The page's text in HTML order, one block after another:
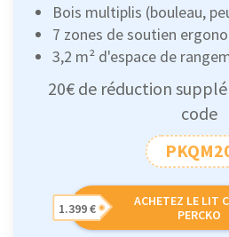
Bois multiplis (bouleau,
7 zones de soutien
3,2 m² d'espace de
20€ de réduction
code
ACHETEZ LE LIT
PERCKO
1.399 €